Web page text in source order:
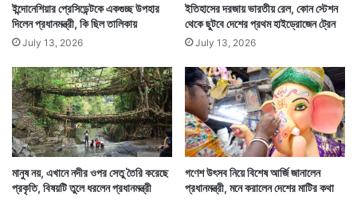
ইন্দোনেশিয়ার প্রেসিডেন্টকে একগুচ্ছ উপহার
দিলেন প্রধানমন্ত্রী, কি ছিল তালিকায়
July 13, 2026
ইতিহাসের দরজায় ভারতীয় রেল, কোন স্টেশন
থেকে ছুটবে দেশের প্রথম হাইড্রোজেন ট্রেন
July 13, 2026
মানুষ নয়, এখানে নদীর ওপর সেতু তৈরি করেছে
প্রকৃতি, বিষয়টি তুলে ধরলেন প্রধানমন্ত্রী
গণেশ উৎসব নিয়ে বিশেষ আর্জি জানালেন
প্রধানমন্ত্রী, মনে করালেন দেশের মাটির কথা